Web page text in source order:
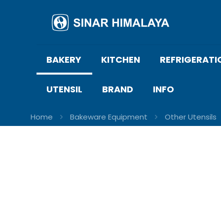
BAKERY KITCHEN
UTENSIL BRAND INFO
Home Bakeware Equipment Other Utensils